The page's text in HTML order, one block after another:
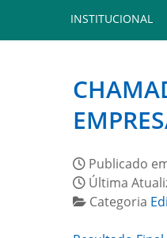
INSTITUCIONAL
Publicado
Última
Categoria